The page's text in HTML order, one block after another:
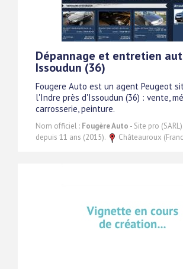
Dépannage et entretien
Issoudun (36)
Fougere Auto est un agent Peugeot
l'Indre près d'Issoudun (36) : vente,
carrosserie, peinture.
Nom officiel : Fougère Auto - Site pro
depuis 11 ans (2015).
Châteauroux